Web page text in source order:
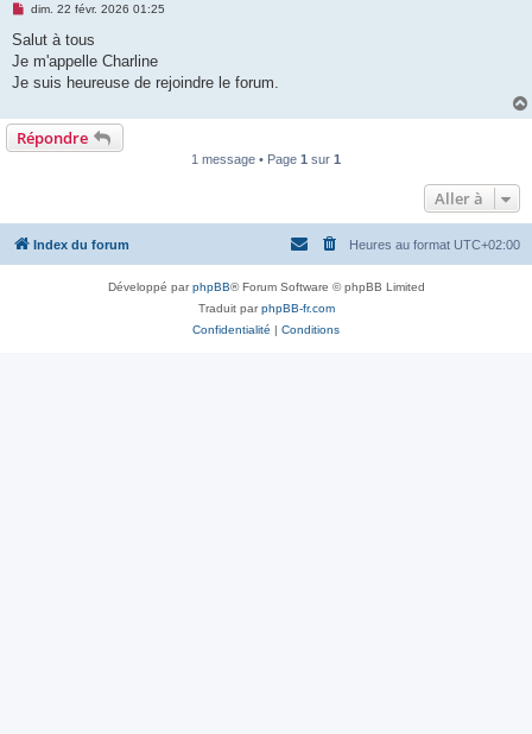
M
s
a
g
o
n
l
dim. 22 févr. 2026 01:25
Salut à tous
Je m'appelle Charline
Je suis heureuse de rejoindre le forum.
Répondre
1 message • Page 1 sur 1
Aller à
Index du forum Heures au format UTC+02:00
Développé parphpBB® Forum Software © phpBB Limited
Traduit parphpBB-fr.com
Confidentialité | Conditions